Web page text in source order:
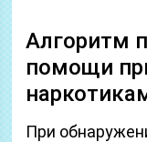
Алгоритм
помощи
При